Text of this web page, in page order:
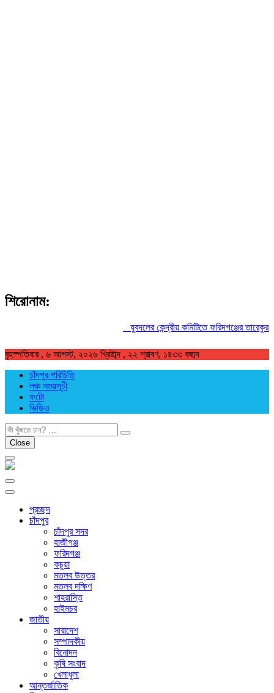
শিরোনাম:
যুবদলের কেন্দ্রীয় কমিটিতে ফরিদগঞ্জের তারেকুর
বৃহস্পতিবার , ৬ আগস্ট, ২০২৬ খ্রিষ্টাব্দ , ২২ শ্রাবণ, ১৪৩৩ বঙ্গাব্দ
চাঁদপুর পরিচিতি
লঞ্চ সময়সূচী
ফটো
ভিডিও
খুজুন
Close
প্রচ্ছদ
চাঁদপুর
চাঁদপুর সদর
হাজীগঞ্জ
ফরিদগঞ্জ
কচুয়া
মতলব উত্তর
মতলব দক্ষিণ
শাহরাস্তি
হাইমচর
জাতীয়
সারাদেশ
সম্পাদকীয়
বিনোদন
কৃষি সংবাদ
খেলাধুলা
আন্তর্জাতিক